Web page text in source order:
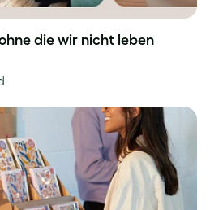
die wir nicht leben